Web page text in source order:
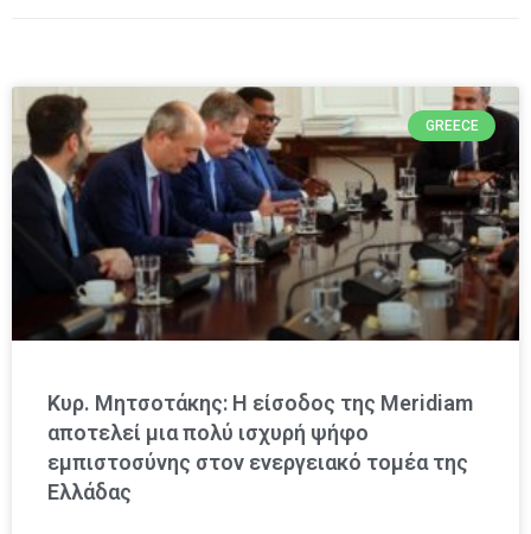
GREECE
Κυρ. Μητσοτάκης: Η είσοδος της Meridiam
αποτελεί μια πολύ ισχυρή ψήφο
εμπιστοσύνης στον ενεργειακό τομέα της
Ελλάδας